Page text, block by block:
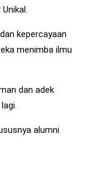
kepercayaan
menimba ilmu
dan adek
alumni